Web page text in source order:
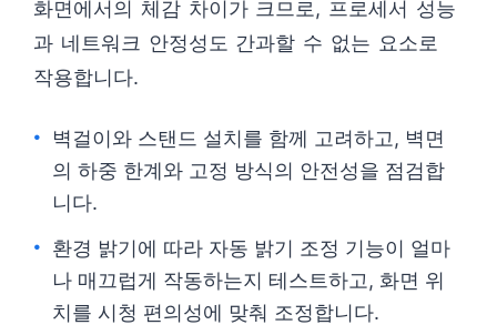
화면에서의 체감 차이가 크므로, 프로세서 성능
과 네트워크 안정성도 간과할 수 없는 요소로
작용합니다.
벽걸이와 스탠드 설치를 함께 고려하고, 벽면
의 하중 한계와 고정 방식의 안전성을 점검합
니다.
환경 밝기에 따라 자동 밝기 조정 기능이 얼마
나 매끄럽게 작동하는지 테스트하고, 화면 위
치를 시청 편의성에 맞춰 조정합니다.